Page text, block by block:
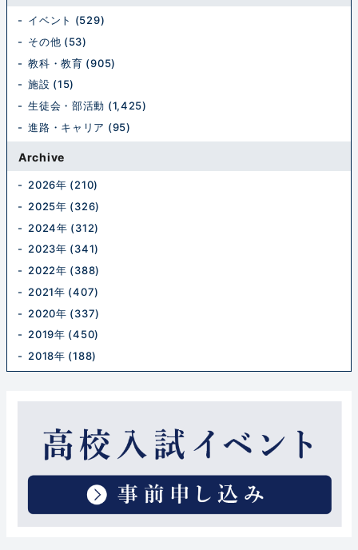
イベント (529)
その他 (53)
教科・教育 (905)
施設 (15)
生徒会・部活動 (1,425)
進路・キャリア (95)
Archive
2026年 (210)
2025年 (326)
2024年 (312)
2023年 (341)
2022年 (388)
2021年 (407)
2020年 (337)
2019年 (450)
2018年 (188)